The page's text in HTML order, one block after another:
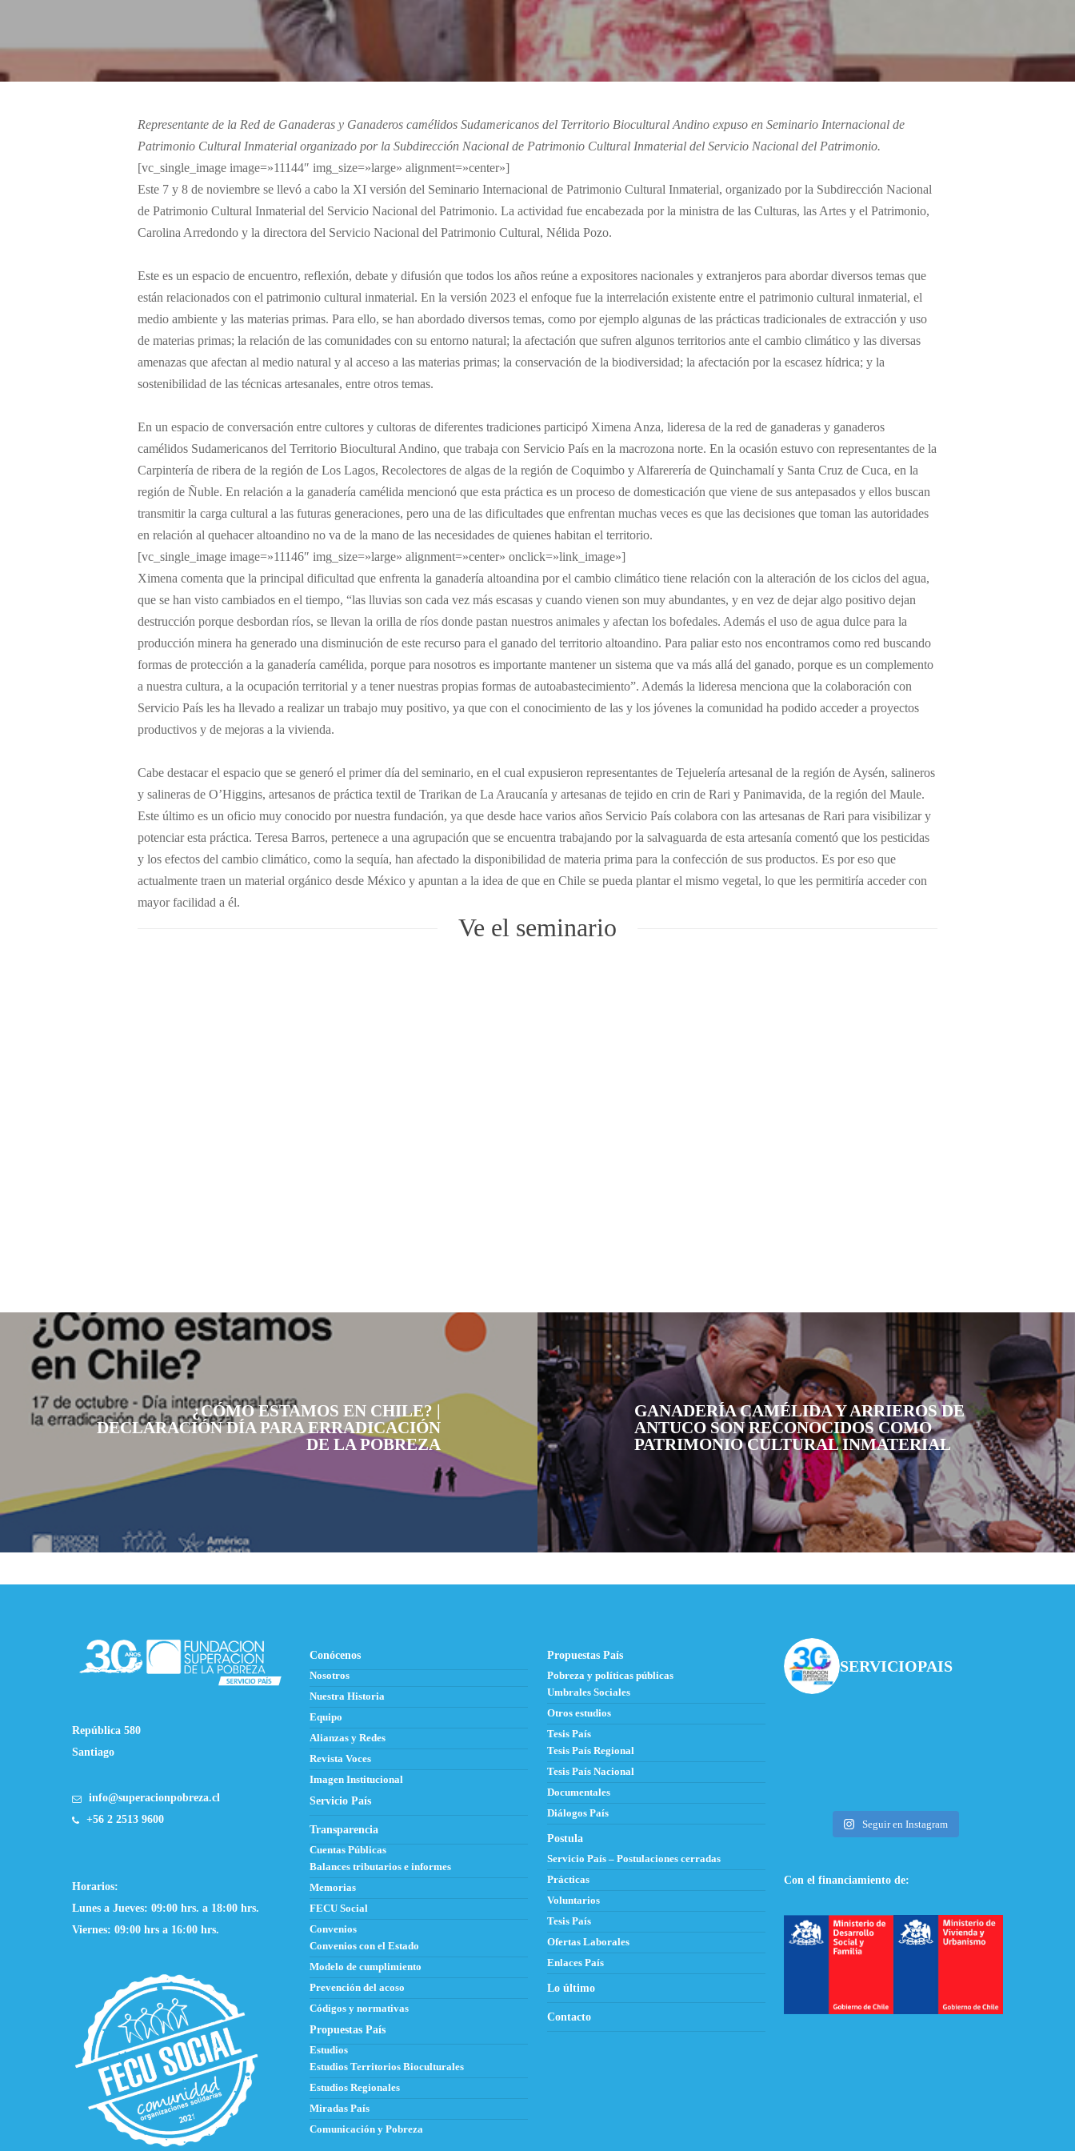
Representante de la Red de Ganaderas y Ganaderos camélidos Sudamericanos del Territorio Biocultural Andino expuso en Seminario Internacional de
Patrimonio Cultural Inmaterial organizado por la Subdirección Nacional de Patrimonio Cultural Inmaterial del Servicio Nacional del Patrimonio.
[vc_single_image image=»11144″ img_size=»large» alignment=»center»]
Este 7 y 8 de noviembre se llevó a cabo la XI versión del Seminario Internacional de Patrimonio Cultural Inmaterial, organizado por la Subdirección Nacional
de Patrimonio Cultural Inmaterial del Servicio Nacional del Patrimonio. La actividad fue encabezada por la ministra de las Culturas, las Artes y el Patrimonio,
Carolina Arredondo y la directora del Servicio Nacional del Patrimonio Cultural, Nélida Pozo.
Este es un espacio de encuentro, reflexión, debate y difusión que todos los años reúne a expositores nacionales y extranjeros para abordar diversos temas que
están relacionados con el patrimonio cultural inmaterial. En la versión 2023 el enfoque fue la interrelación existente entre el patrimonio cultural inmaterial, el
medio ambiente y las materias primas. Para ello, se han abordado diversos temas, como por ejemplo algunas de las prácticas tradicionales de extracción y uso
de materias primas; la relación de las comunidades con su entorno natural; la afectación que sufren algunos territorios ante el cambio climático y las diversas
amenazas que afectan al medio natural y al acceso a las materias primas; la conservación de la biodiversidad; la afectación por la escasez hídrica; y la
sostenibilidad de las técnicas artesanales, entre otros temas.
En un espacio de conversación entre cultores y cultoras de diferentes tradiciones participó Ximena Anza, lideresa de la red de ganaderas y ganaderos
camélidos Sudamericanos del Territorio Biocultural Andino, que trabaja con Servicio País en la macrozona norte. En la ocasión estuvo con representantes de la
Carpintería de ribera de la región de Los Lagos, Recolectores de algas de la región de Coquimbo y Alfarerería de Quinchamalí y Santa Cruz de Cuca, en la
región de Ñuble. En relación a la ganadería camélida mencionó que esta práctica es un proceso de domesticación que viene de sus antepasados y ellos buscan
transmitir la carga cultural a las futuras generaciones, pero una de las dificultades que enfrentan muchas veces es que las decisiones que toman las autoridades
en relación al quehacer altoandino no va de la mano de las necesidades de quienes habitan el territorio.
[vc_single_image image=»11146″ img_size=»large» alignment=»center» onclick=»link_image»]
Ximena comenta que la principal dificultad que enfrenta la ganadería altoandina por el cambio climático tiene relación con la alteración de los ciclos del agua,
que se han visto cambiados en el tiempo, “las lluvias son cada vez más escasas y cuando vienen son muy abundantes, y en vez de dejar algo positivo dejan
destrucción porque desbordan ríos, se llevan la orilla de ríos donde pastan nuestros animales y afectan los bofedales. Además el uso de agua dulce para la
producción minera ha generado una disminución de este recurso para el ganado del territorio altoandino. Para paliar esto nos encontramos como red buscando
formas de protección a la ganadería camélida, porque para nosotros es importante mantener un sistema que va más allá del ganado, porque es un complemento
a nuestra cultura, a la ocupación territorial y a tener nuestras propias formas de autoabastecimiento”. Además la lideresa menciona que la colaboración con
Servicio País les ha llevado a realizar un trabajo muy positivo, ya que con el conocimiento de las y los jóvenes la comunidad ha podido acceder a proyectos
productivos y de mejoras a la vivienda.
Cabe destacar el espacio que se generó el primer día del seminario, en el cual expusieron representantes de Tejuelería artesanal de la región de Aysén, salineros
y salineras de O’Higgins, artesanos de práctica textil de Trarikan de La Araucanía y artesanas de tejido en crin de Rari y Panimavida, de la región del Maule.
Este último es un oficio muy conocido por nuestra fundación, ya que desde hace varios años Servicio País colabora con las artesanas de Rari para visibilizar y
potenciar esta práctica. Teresa Barros, pertenece a una agrupación que se encuentra trabajando por la salvaguarda de esta artesanía comentó que los pesticidas
y los efectos del cambio climático, como la sequía, han afectado la disponibilidad de materia prima para la confección de sus productos. Es por eso que
actualmente traen un material orgánico desde México y apuntan a la idea de que en Chile se pueda plantar el mismo vegetal, lo que les permitiría acceder con
mayor facilidad a él.
Ve el seminario
¿CÓMO ESTAMOS EN CHILE? |
DECLARACIÓN DÍA PARA ERRADICACIÓN
DE LA POBREZA
GANADERÍA CAMÉLIDA Y ARRIEROS DE
ANTUCO SON RECONOCIDOS COMO
PATRIMONIO CULTURAL INMATERIAL
República 580
Santiago
info@superacionpobreza.cl
+56 2 2513 9600
Horarios:
Lunes a Jueves: 09:00 hrs. a 18:00 hrs.
Viernes: 09:00 hrs a 16:00 hrs.
Conócenos
Nosotros
Nuestra Historia
Equipo
Alianzas y Redes
Revista Voces
Imagen Institucional
Servicio País
Transparencia
Cuentas Públicas
Balances tributarios e informes
Memorias
FECU Social
Convenios
Convenios con el Estado
Modelo de cumplimiento
Prevención del acoso
Códigos y normativas
Propuestas País
Estudios
Estudios Territorios Bioculturales
Estudios Regionales
Miradas País
Comunicación y Pobreza
Propuestas País
Pobreza y políticas públicas
Umbrales Sociales
Otros estudios
Tesis País
Tesis País Regional
Tesis País Nacional
Documentales
Diálogos País
Postula
Servicio País – Postulaciones cerradas
Prácticas
Voluntarios
Tesis País
Ofertas Laborales
Enlaces País
Lo último
Contacto
SERVICIOPAIS
Seguir en Instagram
Con el financiamiento de: